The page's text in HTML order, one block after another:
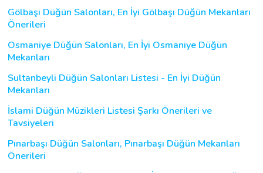
Gölbaşı Düğün Salonları, En İyi Gölbaşı Düğün Mekanları
Önerileri
Osmaniye Düğün Salonları, En İyi Osmaniye Düğün
Mekanları
Sultanbeyli Düğün Salonları Listesi - En İyi Düğün
Mekanları
İslami Düğün Müzikleri Listesi Şarkı Önerileri ve
Tavsiyeleri
Pınarbaşı Düğün Salonları, Pınarbaşı Düğün Mekanları
Önerileri